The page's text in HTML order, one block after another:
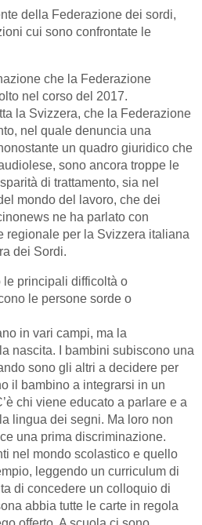
della Federazione dei sordi,
cui sono confrontate le
che la Federazione
nel corso del 2017.
la Svizzera, che la Federazione
nel quale denuncia una
un quadro giuridico che
sono ancora troppe le
di trattamento, sia nel
mondo del lavoro, che dei
ne ha parlato con
regionale per la Svizzera italiana
dei Sordi.
principali difficoltà o
le persone sorde o
in vari campi, ma la
nascita. I bambini subiscono una
sono gli altri a decidere per
il bambino a integrarsi in un
chi viene educato a parlare e a
lingua dei segni. Ma loro non
una prima discriminazione.
nel mondo scolastico e quello
leggendo un curriculum di
di concedere un colloquio di
abbia tutte le carte in regola